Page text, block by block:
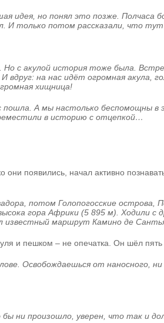
идея, но понял это позже. Полчаса
потом рассказали, что тут
с акулой история тоже была.
на нас идёт огромная акула,
хищница!
А мы настолько беспомощны
в историю с отцепкой…
они появились, начал активно
потом Голопогосские
гора Африки (5 895 м). Ходили
известный маршрут Камино де
и пешком – не опечатка. Он шёл
Освобождаешься от наносного,
произошло, уверен, что так и